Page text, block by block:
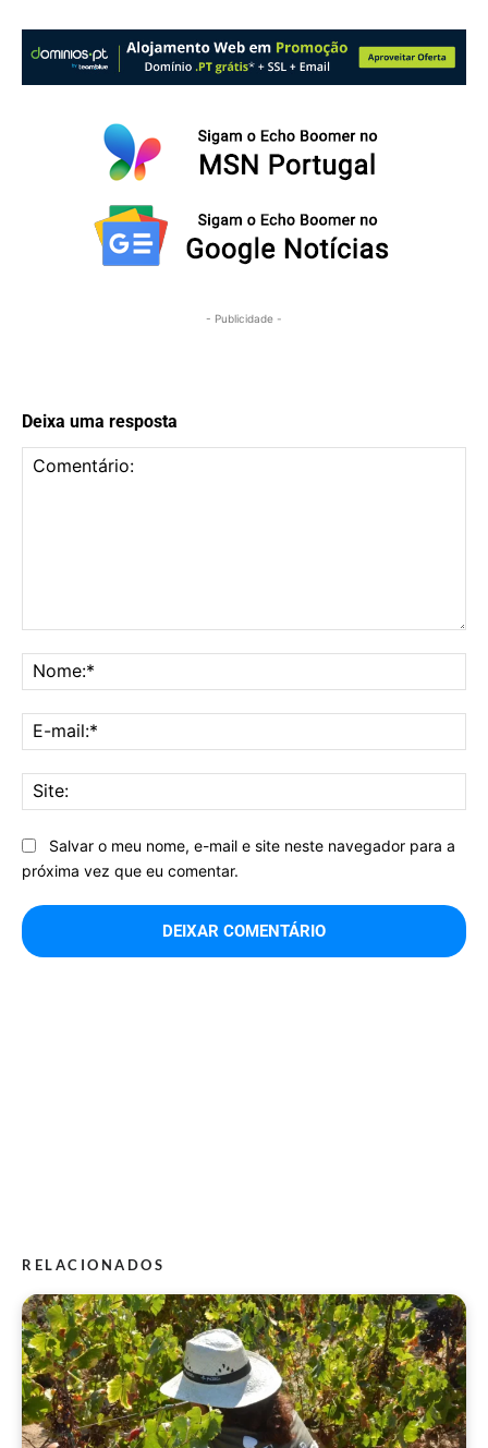
- Publicidade -
Deixa uma resposta
Salvar o meu nome, e-mail e site neste navegador para a
próxima vez que eu comentar.
RELACIONADOS